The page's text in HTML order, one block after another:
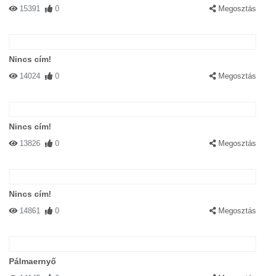
15391 0 Megosztás
Nincs cím!
14024 0 Megosztás
Nincs cím!
13826 0 Megosztás
Nincs cím!
14861 0 Megosztás
Pálmaernyő